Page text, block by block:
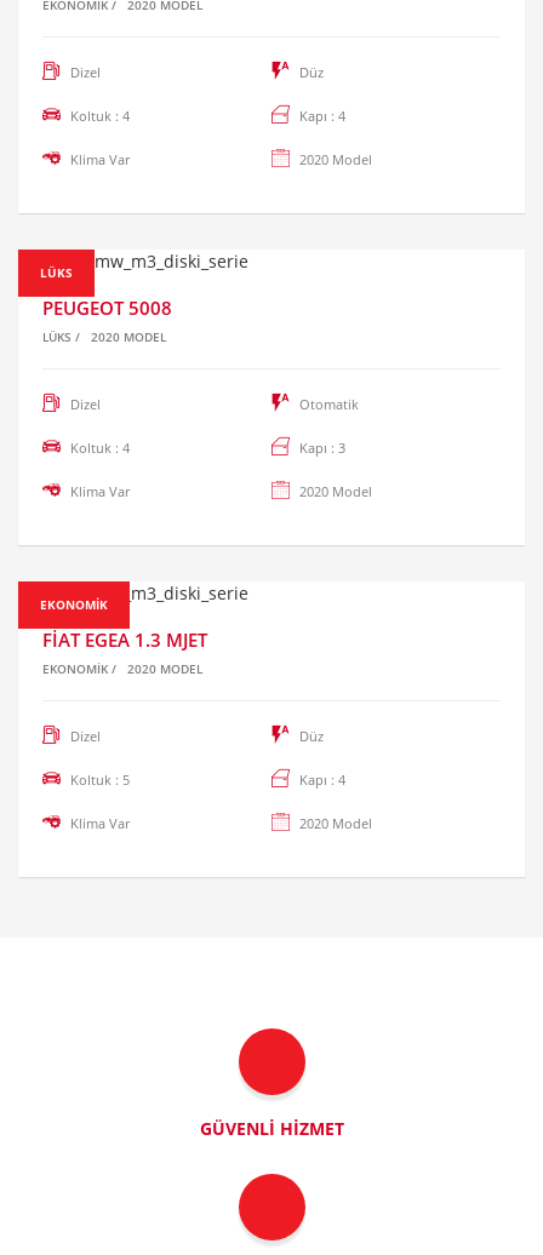
EKONOMIK / 2020 MODEL
Dizel Düz
Koltuk : 4 Kapı : 4
Klima Var 2020 Model
PEUGEOT 5008
LÜKS / 2020 MODEL
Dizel Otomatik
Koltuk : 4 Kapı : 3
Klima Var 2020 Model
LÜKS
FIAT EGEA 1.3 MJET
EKONOMIK / 2020 MODEL
Dizel Düz
Koltuk : 5 Kapı : 4
Klima Var 2020 Model
EKONOMIK
GÜVENLI HIZMET